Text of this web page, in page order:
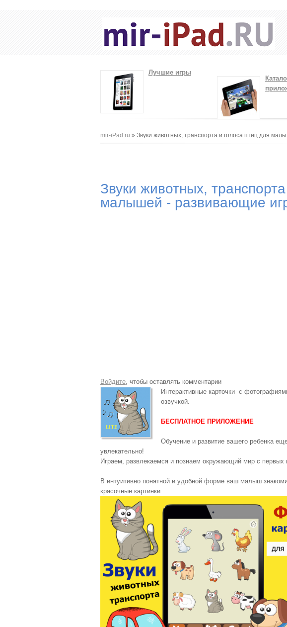
Лучшие игры
Вы здесь
mir-iPad.ru » Звуки животных, транспорта и голоса птиц для
Звуки животных,
малышей - развивающие
Войдите, чтобы оставлять комментарии
Интерактивные карточки с
озвучкой.
БЕСПЛАТНОЕ ПРИЛОЖЕНИЕ
Обучение и развитие вашего ребенка
увлекательно!
Играем, развлекаемся и познаем окружающий мир с первых
В интуитивно понятной и удобной форме ваш малыш
красочные картинки.